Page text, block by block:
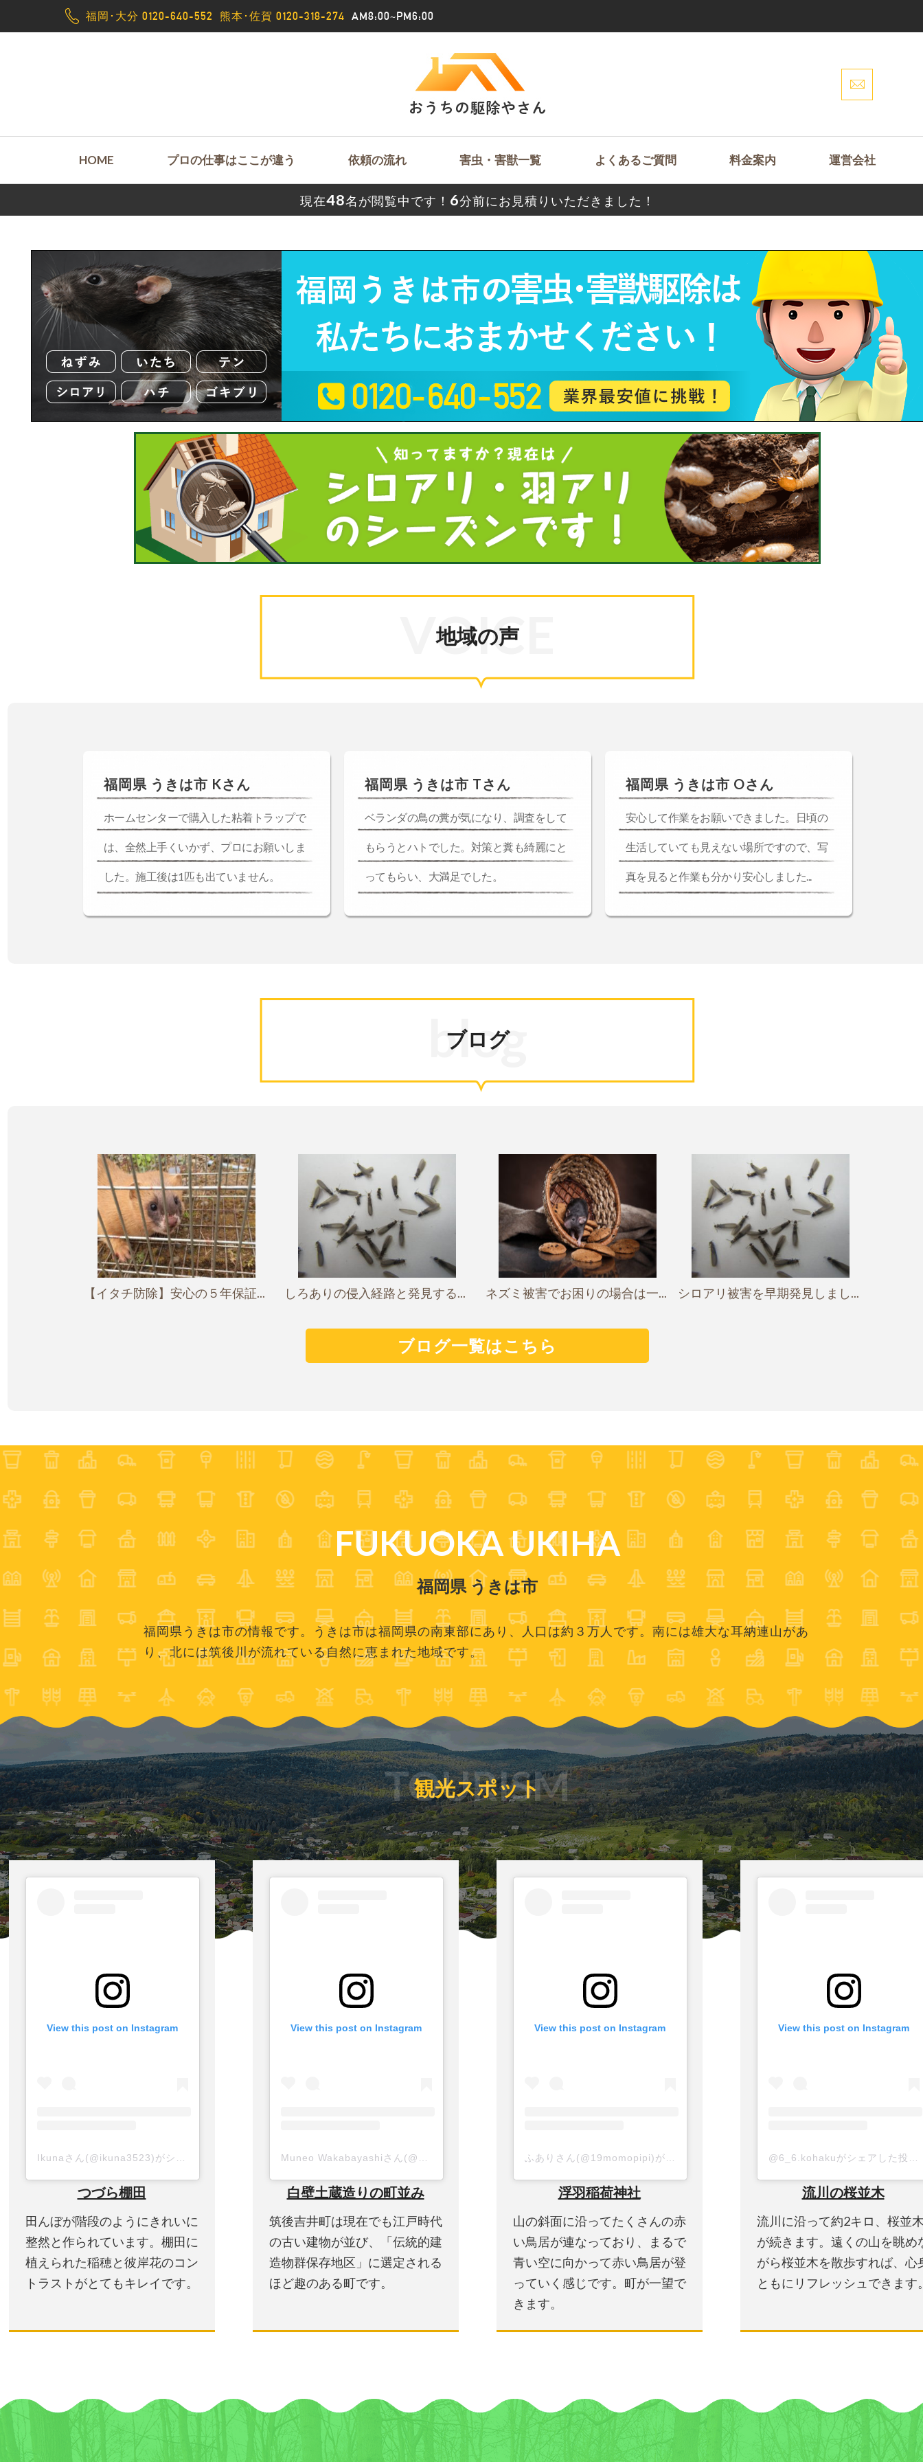
福岡･大分 0120-640-552 熊本･佐賀 0120-318-274 AM8:00~PM6:00
HOME プロの仕事はここが違う 依頼の流れ 害虫・害獣一覧 よくあるご質問 料金案内 運営会社
現在48名が閲覧中です！ 6分前にお見積りいただきました！
VOICE
地域の声
福岡県 うきは市 Kさん
ホームセンターで購入した粘着トラップで
は、全然上手くいかず、プロにお願いしま
した。施工後は1匹も出ていません。
福岡県 うきは市 Tさん
ベランダの鳥の糞が気になり、調査をして
もらうとハトでした。対策と糞も綺麗にと
ってもらい、大満足でした。
福岡県 うきは市 Oさん
安心して作業をお願いできました。日頃の
生活していても見えない場所ですので、写
真を見ると作業も分かり安心しました...
blog
ブログ
【イタチ防除】安心の５年保証... しろありの侵入経路と発見する... ネズミ被害でお困りの場合は一... シロアリ被害を早期発見しまし...
ブログ一覧はこちら
FUKUOKA UKIHA
福岡県 うきは市
福岡県うきは市の情報です。うきは市は福岡県の南東部にあり、人口は約３万人です。南には雄大な耳納連山があ
り、北には筑後川が流れている自然に恵まれた地域です。
TOURISM
観光スポット
View this post on Instagram
Ikunaさん(@ikuna3523)がシェアした投稿 2018年 9月月25日午前2時59分PDT
つづら棚田
田んぼが階段のようにきれいに
整然と作られています。棚田に
植えられた稲穂と彼岸花のコン
トラストがとてもキレイです。
View this post on Instagram
Muneo Wakabayashiさん(@muneow)がシェアした投稿 - 2018年 6月月2日午後4時43分PDT
白壁土蔵造りの町並み
筑後吉井町は現在でも江戸時代
の古い建物が並び、「伝統的建
造物群保存地区」に選定される
ほど趣のある町です。
View this post on Instagram
ふありさん(@19momopipi)がシェアした投稿 2018年10月月24日午後9時32分PDT
浮羽稲荷神社
山の斜面に沿ってたくさんの赤
い鳥居が連なっており、まるで
青い空に向かって赤い鳥居が登
っていく感じです。町が一望で
きます。
View this post on Instagram
@6_6.kohakuがシェアした投稿
流川の桜並木
流川に沿って約2キロ、桜並
が続きます。遠くの山を眺め
がら桜並木を散歩すれば、心
ともにリフレッシュできます